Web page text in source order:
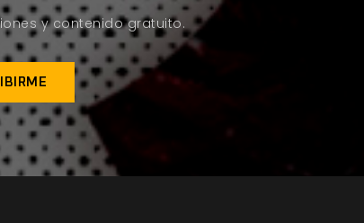
y contenido gratuito.